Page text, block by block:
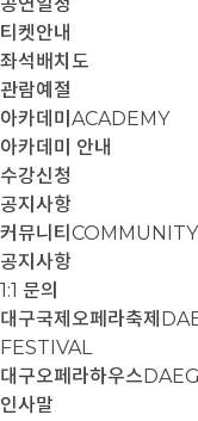
티켓안내
좌석배치도
관람예절
아카데미 ACADEMY
아카데미 안내
수강신청
공지사항
커뮤니티 COMMUNITY
공지사항
1:1 문의
대구국제오페라축제
FESTIVAL
대구오페라하우스
인사말